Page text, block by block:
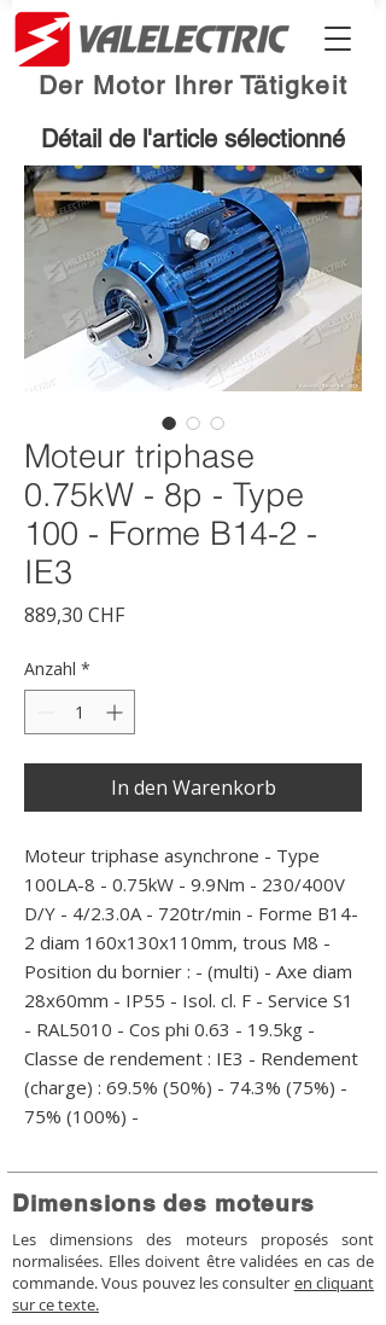
Der Motor Ihrer Tätigkeit
Détail de l'article sélectionné
Moteur triphase
0.75kW - 8p - Type
100 - Forme B14-2 -
IE3
889,30 CHFPreis
Anzahl *
In den Warenkorb
Moteur triphase asynchrone - Type
100LA-8 - 0.75kW - 9.9Nm - 230/400V
D/Y - 4/2.3.0A - 720tr/min - Forme B14-
2 diam 160x130x110mm, trous M8 -
Position du bornier : - (multi) - Axe diam
28x60mm - IP55 - Isol. cl. F - Service S1
- RAL5010 - Cos phi 0.63 - 19.5kg -
Classe de rendement : IE3 - Rendement
(charge) : 69.5% (50%) - 74.3% (75%) -
75% (100%) -
Dimensions des moteurs
Les dimensions des moteurs proposés sont
normalisées. Elles doivent être validées en cas de
commande. Vous pouvez les consulter en cliquant
sur ce texte.